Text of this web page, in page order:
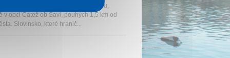
leží v krásném Slovinském regionu,
v obci Čatež ob Savi, pouhých 1,5 km od
Slovinsko, které hranič...